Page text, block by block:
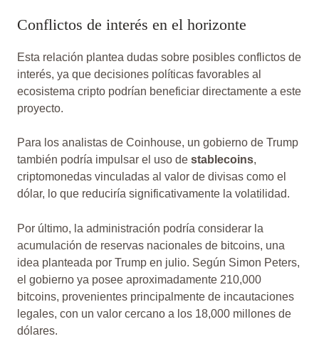
Conflictos de interés en el horizonte
Esta relación plantea dudas sobre posibles conflictos de
interés, ya que decisiones políticas favorables al
ecosistema cripto podrían beneficiar directamente a este
proyecto.
Para los analistas de Coinhouse, un gobierno de Trump
también podría impulsar el uso de stablecoins,
criptomonedas vinculadas al valor de divisas como el
dólar, lo que reduciría significativamente la volatilidad.
Por último, la administración podría considerar la
acumulación de reservas nacionales de bitcoins, una
idea planteada por Trump en julio. Según Simon Peters,
el gobierno ya posee aproximadamente 210,000
bitcoins, provenientes principalmente de incautaciones
legales, con un valor cercano a los 18,000 millones de
dólares.